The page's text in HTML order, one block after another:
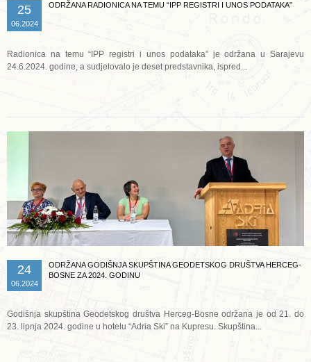
25
06.2024
ODRŽANA RADIONICA NA TEMU “IPP REGISTRI I UNOS PODATAKA”
Radionica na temu “IPP registri i unos podataka” je održana u Sarajevu
24.6.2024. godine, a sudjelovalo je deset predstavnika, ispred...
24
06.2024
ODRŽANA GODIŠNJA SKUPŠTINA GEODETSKOG DRUŠTVA HERCEG-
BOSNE ZA 2024. GODINU
Godišnja skupština Geodetskog društva Herceg-Bosne održana je od 21. do
23. lipnja 2024. godine u hotelu “Adria Ski” na Kupresu. Skupština...